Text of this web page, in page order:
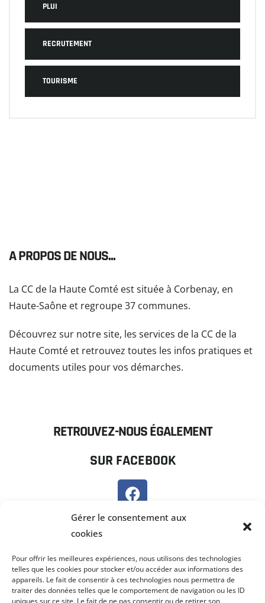
Gérer le consentement aux
cookies
Pour offrir les meilleures expériences, nous utilisons des technologies
telles que les cookies pour stocker et/ou accéder aux informations des
appareils. Le fait de consentir à ces technologies nous permettra de
traiter des données telles que le comportement de navigation ou les ID
uniques sur ce site. Le fait de ne pas consentir ou de retirer son
PLUI
RECRUTEMENT
TOURISME
A PROPOS DE NOUS...
La CC de la Haute Comté est située à Corbenay, en
Haute-Saône et regroupe 37 communes.
Découvrez sur notre site, les services de la CC de la
Haute Comté et retrouvez toutes les infos pratiques et
documents utiles pour vos démarches.
RETROUVEZ-NOUS ÉGALEMENT
SUR FACEBOOK
SUR PANNEAU POCKET